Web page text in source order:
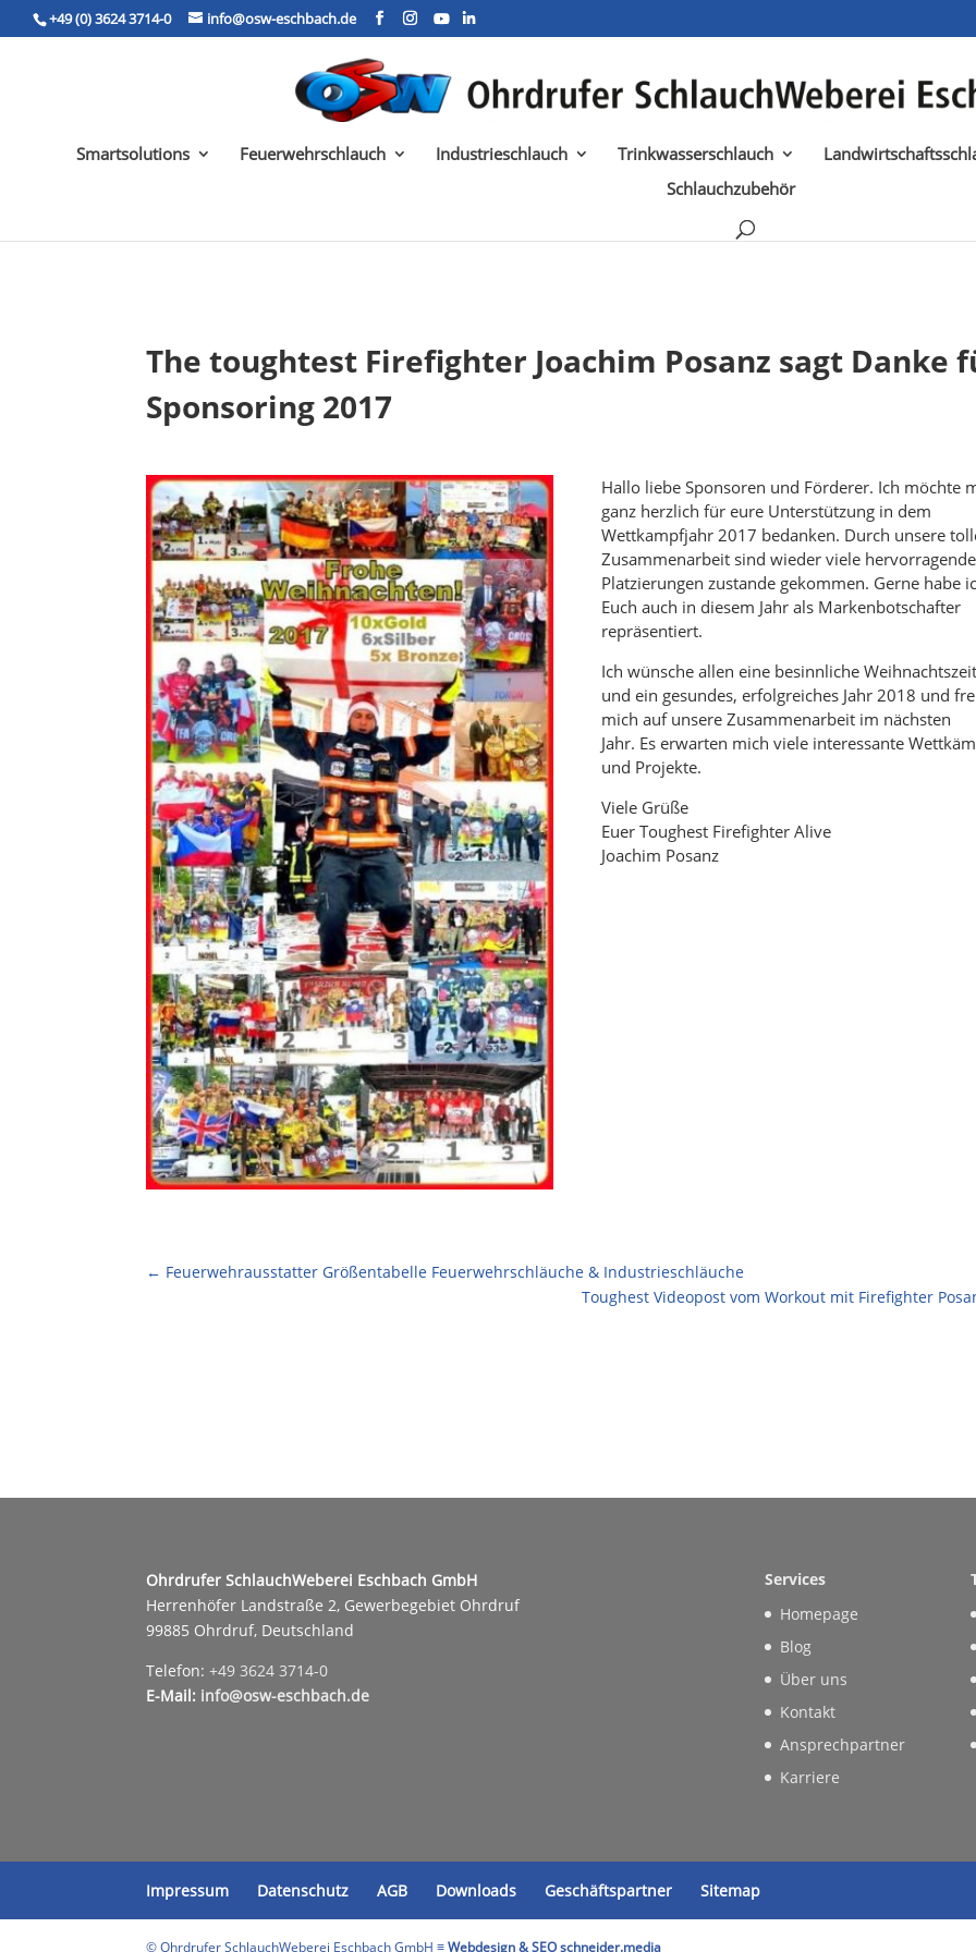
+49 (0) 3624 3714-0 info@osw-eschbach.de
Smartsolutions Feuerwehrschlauch Industrieschlauch Trinkwasserschlauch
Schlauchzubehör
The toughtest Firefighter Joachim Posanz sagt Danke
Sponsoring 2017
Hallo liebe Sponsoren und Förderer. Ich möchte
ganz herzlich für eure Unterstützung in dem
Wettkampfjahr 2017 bedanken. Durch unsere
Zusammenarbeit sind wieder viele hervorragende
Platzierungen zustande gekommen. Gerne habe
Euch auch in diesem Jahr als Markenbotschafter
repräsentiert.
Ich wünsche allen eine besinnliche Weihnachtszeit
und ein gesundes, erfolgreiches Jahr 2018 und
mich auf unsere Zusammenarbeit im nächsten
Jahr. Es erwarten mich viele interessante
und Projekte.
Viele Grüße
Euer Toughest Firefighter Alive
Joachim Posanz
← Feuerwehrausstatter Größentabelle Feuerwehrschläuche & Industrieschläuche
Toughest Videopost vom Workout mit Firefighter
Ohrdrufer SchlauchWeberei Eschbach GmbH
Herrenhöfer Landstraße 2, Gewerbegebiet Ohrdruf
99885 Ohrdruf, Deutschland
Telefon:+49 3624 3714-0
E-Mail: info@osw-eschbach.de
Services
Homepage
Blog
Über uns
Kontakt
Ansprechpartner
Karriere
Impressum Datenschutz AGB Downloads Geschäftspartner Sitemap
© Ohrdrufer SchlauchWeberei Eschbach GmbH ≡Webdesign & SEO schneider.media